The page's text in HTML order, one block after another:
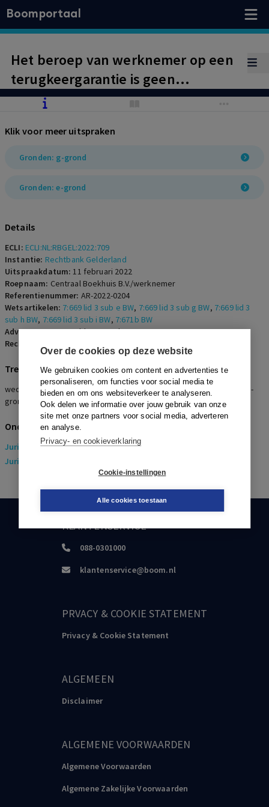
Over de cookies op deze website
We gebruiken cookies om content en advertenties te
personaliseren, om functies voor social media te
bieden en om ons websiteverkeer te analyseren.
Ook delen we informatie over jouw gebruik van onze
site met onze partners voor social media, adverteren
en analyse.
Privacy- en cookieverklaring
Cookie-instellingen
Alle cookies toestaan
Boomportaal
Het beroep van werknemer op een
terugkeergarantie is geen
verwijtbaar handelen. Werkgever
(arbeids)voorwaarden van de
overstap, dient werknemer weder
functie en een reële poging te
verhoudingen te verbeteren.
Klik voor meer uitspraken
Gronden: g-grond
Gronden: e-grond
Details
ECLI: ECLI:NL:RBGEL:2022:709
Instantie: Rechtbank Gelderland
Uitspraakdatum:11 februari 2022
Roepnaam: Centraal Boekhuis B.V./werknemer
Referentienummer: AR-2022-0204
Wetsartikelen: 7:669 lid 3 sub e BW, 7:669 lid 3 sub g BW, 7:669 lid 3
sub h BW, 7:669 lid 3 sub i BW, 7:671b BW
Advocaten:S. Le Noble en B.L. 't Hart
Rechters:
Trefwoorden
wedertewerkstelling, terugkeergarantie, eigen functie, e-grond, g-
grond
Onderwerpen
Juridisch> Arbeidsrecht
Juridisch
KLANTENSERVICE
088-0301000
klantenservice@boom.nl
PRVACY & COOKIE STATEMENT
Privacy & Cookie Statement
ALGEMEEN
Disclaimer
ALGEMENE VOORWAARDEN
Algemene Voorwaarden
Algemene Zakelijke Voorwaarden